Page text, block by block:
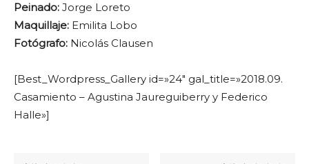
Peinado: Jorge Loreto
Maquillaje: Emilita Lobo
Fotógrafo: Nicolás Clausen
[Best_Wordpress_Gallery id=»24″ gal_title=»2018.09.
Casamiento – Agustina Jaureguiberry y Federico
Halle»]